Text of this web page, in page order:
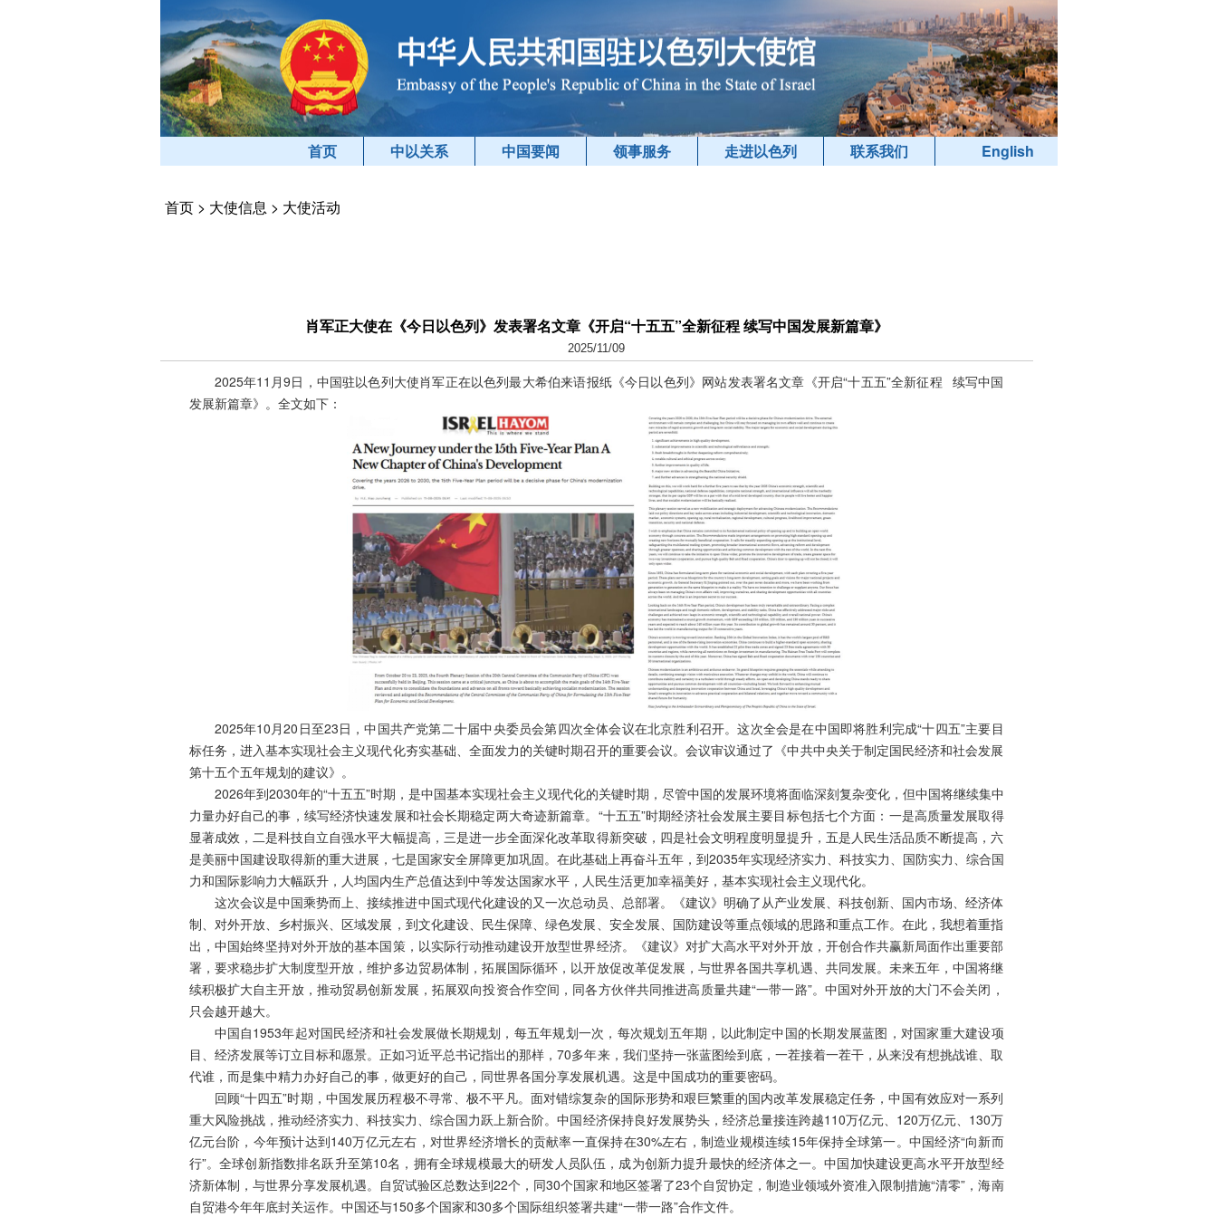
首页 中以关系 中国要闻 领事服务 走进以色列 联系我们 English
首页> 大使信息 > 大使活动
肖军正大使在《今日以色列》发表署名文章《开启“十五五”全新征程 续写中国发展新篇章》
2025/11/09
2025年11月9日，中国驻以色列大使肖军正在以色列最大希伯来语报纸《今日以色列》网站发表署名文章《开启“十五五”全新征程 续写中国
发展新篇章》。全文如下：
2025年10月20日至23日，中国共产党第二十届中央委员会第四次全体会议在北京胜利召开。这次全会是在中国即将胜利完成“十四五”主要目
标任务，进入基本实现社会主义现代化夯实基础、全面发力的关键时期召开的重要会议。会议审议通过了《中共中央关于制定国民经济和社会发展
第十五个五年规划的建议》。
2026年到2030年的“十五五”时期，是中国基本实现社会主义现代化的关键时期，尽管中国的发展环境将面临深刻复杂变化，但中国将继续集中
力量办好自己的事，续写经济快速发展和社会长期稳定两大奇迹新篇章。“十五五”时期经济社会发展主要目标包括七个方面：一是高质量发展取得
显著成效，二是科技自立自强水平大幅提高，三是进一步全面深化改革取得新突破，四是社会文明程度明显提升，五是人民生活品质不断提高，六
是美丽中国建设取得新的重大进展，七是国家安全屏障更加巩固。在此基础上再奋斗五年，到2035年实现经济实力、科技实力、国防实力、综合国
力和国际影响力大幅跃升，人均国内生产总值达到中等发达国家水平，人民生活更加幸福美好，基本实现社会主义现代化。
这次会议是中国乘势而上、接续推进中国式现代化建设的又一次总动员、总部署。《建议》明确了从产业发展、科技创新、国内市场、经济体
制、对外开放、乡村振兴、区域发展，到文化建设、民生保障、绿色发展、安全发展、国防建设等重点领域的思路和重点工作。在此，我想着重指
出，中国始终坚持对外开放的基本国策，以实际行动推动建设开放型世界经济。《建议》对扩大高水平对外开放，开创合作共赢新局面作出重要部
署，要求稳步扩大制度型开放，维护多边贸易体制，拓展国际循环，以开放促改革促发展，与世界各国共享机遇、共同发展。未来五年，中国将继
续积极扩大自主开放，推动贸易创新发展，拓展双向投资合作空间，同各方伙伴共同推进高质量共建“一带一路”。中国对外开放的大门不会关闭，
只会越开越大。
中国自1953年起对国民经济和社会发展做长期规划，每五年规划一次，每次规划五年期，以此制定中国的长期发展蓝图，对国家重大建设项
目、经济发展等订立目标和愿景。正如习近平总书记指出的那样，70多年来，我们坚持一张蓝图绘到底，一茬接着一茬干，从来没有想挑战谁、取
代谁，而是集中精力办好自己的事，做更好的自己，同世界各国分享发展机遇。这是中国成功的重要密码。
回顾“十四五”时期，中国发展历程极不寻常、极不平凡。面对错综复杂的国际形势和艰巨繁重的国内改革发展稳定任务，中国有效应对一系列
重大风险挑战，推动经济实力、科技实力、综合国力跃上新合阶。中国经济保持良好发展势头，经济总量接连跨越110万亿元、120万亿元、130万
亿元台阶，今年预计达到140万亿元左右，对世界经济增长的贡献率一直保持在30%左右，制造业规模连续15年保持全球第一。中国经济“向新而
行”。全球创新指数排名跃升至第10名，拥有全球规模最大的研发人员队伍，成为创新力提升最快的经济体之一。中国加快建设更高水平开放型经
济新体制，与世界分享发展机遇。自贸试验区总数达到22个，同30个国家和地区签署了23个自贸协定，制造业领域外资准入限制措施“清零”，海南
自贸港今年年底封关运作。中国还与150多个国家和30多个国际组织签署共建“一带一路”合作文件。